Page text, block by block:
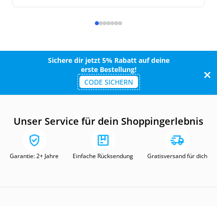
Sichere dir jetzt 5% Rabatt auf deine
erste Bestellung!
CODE SICHERN
Unser Service für dein Shoppingerlebnis
Garantie: 2+ Jahre Einfache Rücksendung Gratisversand für dich